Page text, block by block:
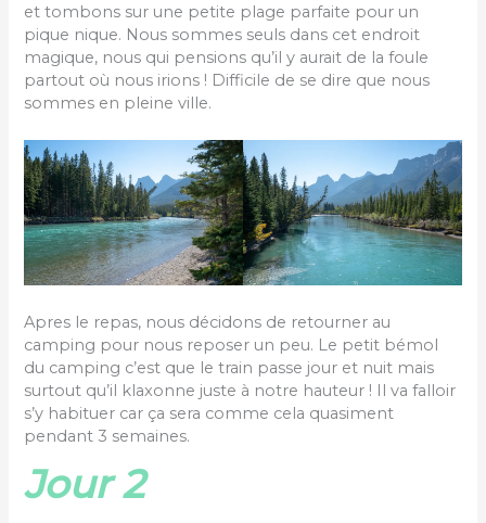
et tombons sur une petite plage parfaite pour un
pique nique. Nous sommes seuls dans cet endroit
magique, nous qui pensions qu’il y aurait de la foule
partout où nous irions ! Difficile de se dire que nous
sommes en pleine ville.
Apres le repas, nous décidons de retourner au
camping pour nous reposer un peu. Le petit bémol
du camping c’est que le train passe jour et nuit mais
surtout qu’il klaxonne juste à notre hauteur ! Il va falloir
s’y habituer car ça sera comme cela quasiment
pendant 3 semaines.
Jour 2